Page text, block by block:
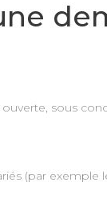
sous
(par exemple